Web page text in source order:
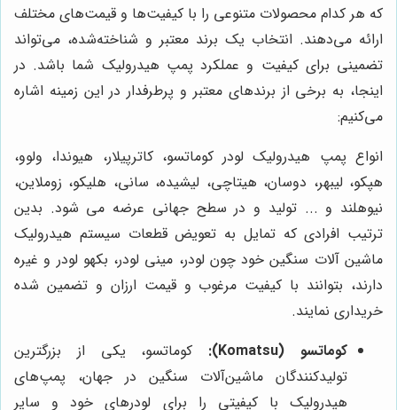
که هر کدام محصولات متنوعی را با کیفیت‌ها و قیمت‌های مختلف
ارائه می‌دهند. انتخاب یک برند معتبر و شناخته‌شده، می‌تواند
تضمینی برای کیفیت و عملکرد پمپ هیدرولیک شما باشد. در
اینجا، به برخی از برندهای معتبر و پرطرفدار در این زمینه اشاره
می‌کنیم:
انواع پمپ هیدرولیک لودر کوماتسو، کاترپیلار، هیوندا، ولوو،
هپکو، لیبهر، دوسان، هیتاچی، لیشیده، سانی، هلیکو، زوملاین،
نیوهلند و ... تولید و در سطح جهانی عرضه می شود. بدین
ترتیب افرادی که تمایل به تعویض قطعات سیستم هیدرولیک
ماشین آلات سنگین خود چون لودر، مینی لودر، بکهو لودر و غیره
دارند، بتوانند با کیفیت مرغوب و قیمت ارزان و تضمین شده
خریداری نمایند.
کوماتسو (Komatsu):
کوماتسو، یکی از بزرگترین
تولیدکنندگان ماشین‌آلات سنگین در جهان، پمپ‌های
هیدرولیک با کیفیتی را برای لودرهای خود و سایر